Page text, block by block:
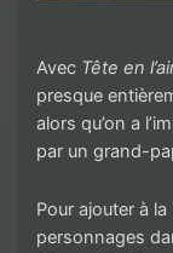
Avec Tête en
presque
alors qu’on a
par un grand-
Pour ajouter à
personnages